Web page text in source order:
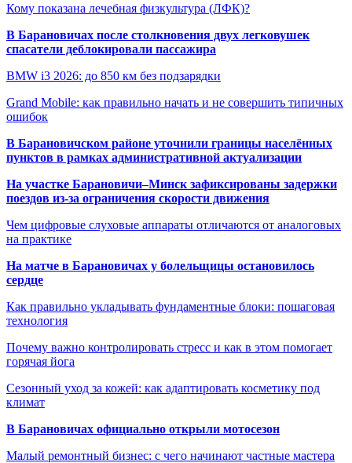
Кому показана лечебная физкультура (ЛФК)?
В Барановичах после столкновения двух легковушек
спасатели деблокировали пассажира
BMW i3 2026: до 850 км без подзарядки
Grand Mobile: как правильно начать и не совершить типичных
ошибок
В Барановичском районе уточнили границы населённых
пунктов в рамках административной актуализации
На участке Барановичи–Минск зафиксированы задержки
поездов из-за ограничения скорости движения
Чем цифровые слуховые аппараты отличаются от аналоговых
на практике
На матче в Барановичах у болельщицы остановилось
сердце
Как правильно укладывать фундаментные блоки: пошаговая
технология
Почему важно контролировать стресс и как в этом помогает
горячая йога
Сезонный уход за кожей: как адаптировать косметику под
климат
В Барановичах официально открыли мотосезон
Малый ремонтный бизнес: с чего начинают частные мастера